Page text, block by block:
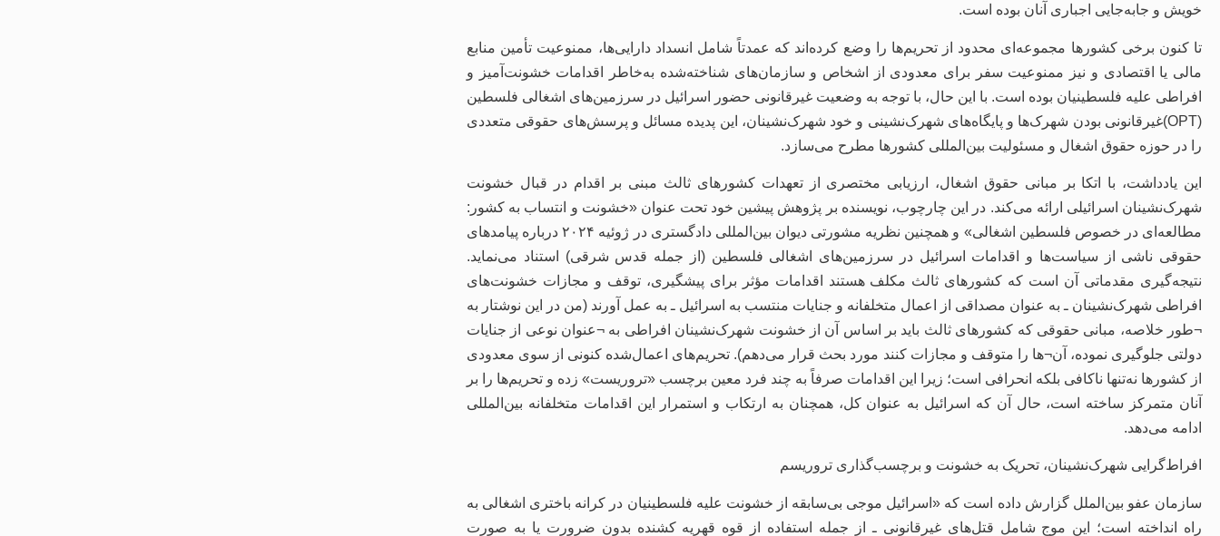
خویش و جابه‌جایی اجباری آنان بوده است.
تا کنون برخی کشورها مجموعه‌ای محدود از تحریم‌ها را وضع کرده‌اند که عمدتاً شامل انسداد دارایی‌ها، ممنوعیت تأمین منابع
مالی یا اقتصادی و نیز ممنوعیت سفر برای معدودی از اشخاص و سازمان‌های شناخته‌شده به‌خاطر اقدامات خشونت‌آمیز و
افراطی علیه فلسطینیان بوده است. با این حال، با توجه به وضعیت غیرقانونی حضور اسرائیل در سرزمین‌های اشغالی فلسطین
(OPT)غیرقانونی بودن شهرک‌ها و پایگاه‌های شهرک‌نشینی و خود شهرک‌نشینان، این پدیده مسائل و پرسش‌های حقوقی متعددی
را در حوزه حقوق اشغال و مسئولیت بین‌المللی کشورها مطرح می‌سازد.
این یادداشت، با اتکا بر مبانی حقوق اشغال، ارزیابی مختصری از تعهدات کشورهای ثالث مبنی بر اقدام در قبال خشونت
شهرک‌نشینان اسرائیلی ارائه می‌کند. در این چارچوب، نویسنده بر پژوهش پیشین خود تحت عنوان «خشونت و انتساب به کشور:
مطالعه‌ای در خصوص فلسطین اشغالی» و همچنین نظریه مشورتی دیوان بین‌المللی دادگستری در ژوئیه ۲۰۲۴ درباره پیامدهای
حقوقی ناشی از سیاست‌ها و اقدامات اسرائیل در سرزمین‌های اشغالی فلسطین (از جمله قدس شرقی) استناد می‌نماید.
نتیجه‌گیری مقدماتی آن است که کشورهای ثالث مکلف هستند اقدامات مؤثر برای پیشگیری، توقف و مجازات خشونت‌های
افراطی شهرک‌نشینان ـ به‌ عنوان مصداقی از اعمال متخلفانه و جنایات منتسب به اسرائیل ـ به عمل آورند (من در این نوشتار به
¬طور خلاصه، مبانی حقوقی که کشورهای ثالث باید بر اساس آن از خشونت شهرک‌نشینان افراطی به ¬عنوان نوعی از جنایات
دولتی جلوگیری نموده، آن¬ها را متوقف و مجازات کنند مورد بحث قرار می‌دهم). تحریم‌های اعمال‌شده کنونی از سوی معدودی
از کشورها نه‌تنها ناکافی بلکه انحرافی است؛ زیرا این اقدامات صرفاً به چند فرد معین برچسب «تروریست» زده و تحریم‌ها را بر
آنان متمرکز ساخته است، حال آن که اسرائیل به ‌عنوان کل، همچنان به ارتکاب و استمرار این اقدامات متخلفانه بین‌المللی
ادامه می‌دهد.
افراط‌گرایی شهرک‌نشینان، تحریک به خشونت و برچسب‌گذاری تروریسم
سازمان عفو بین‌الملل گزارش داده است که «اسرائیل موجی بی‌سابقه از خشونت علیه فلسطینیان در کرانه باختری اشغالی به
راه انداخته است؛ این موج شامل قتل‌های غیرقانونی ـ از جمله استفاده از قوه قهریه کشنده بدون ضرورت یا به ‌صورت